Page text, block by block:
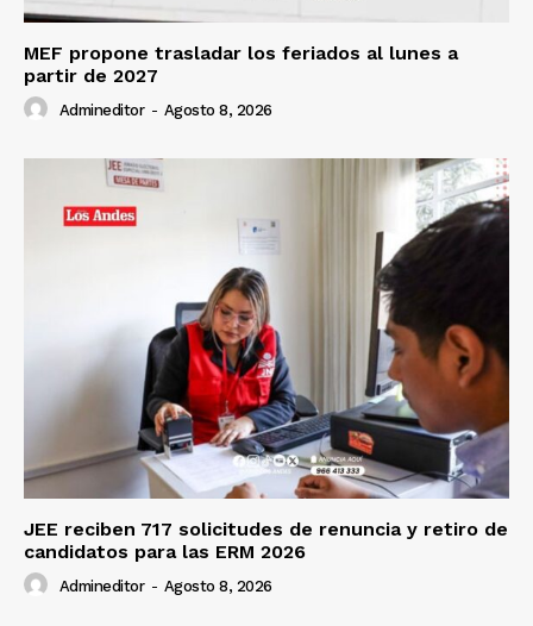
MEF propone trasladar los feriados al lunes a
partir de 2027
Admineditor - Agosto 8, 2026
JEE reciben 717 solicitudes de renuncia y retiro de
candidatos para las ERM 2026
Admineditor - Agosto 8, 2026